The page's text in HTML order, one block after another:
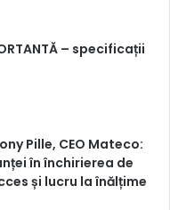
– specificații
Pille, CEO Mateco:
în închirierea de
și lucru la înălțime